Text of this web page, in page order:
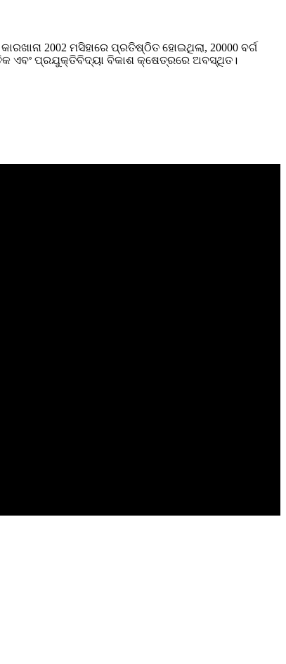
2002 ମସିହାରେ ପ୍ରତିଷ୍ଠିତ ହୋଇଥିଲା, 20000 ବର୍ଗ
ଏବଂ ପ୍ରଯୁକ୍ତିବିଦ୍ୟା ବିକାଶ କ୍ଷେତ୍ରରେ ଅବସ୍ଥିତ।